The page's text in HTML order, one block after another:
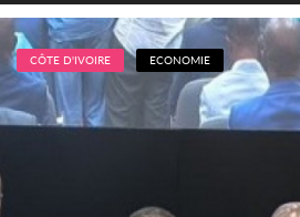
CÔTE D'IVOIRE ECONOMIE